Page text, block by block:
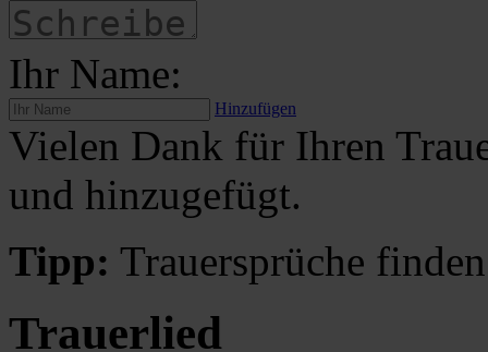
Ihr Name:
Hinzufügen
Vielen Dank für Ihren
und hinzugefügt.
Tipp: Trauersprüche
Trauerlied